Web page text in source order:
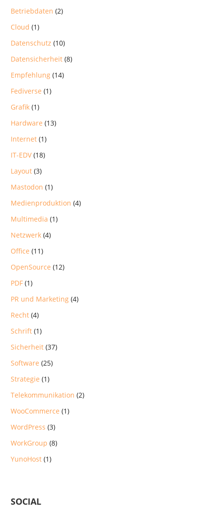
Betriebdaten (2)
Cloud (1)
Datenschutz (10)
Datensicherheit (8)
Empfehlung (14)
Fediverse (1)
Grafik (1)
Hardware (13)
Internet (1)
IT-EDV(18)
Layout (3)
Mastodon (1)
Medienproduktion (4)
Multimedia (1)
Netzwerk (4)
Office (11)
OpenSource (12)
PDF (1)
PR und Marketing (4)
Recht (4)
Schrift (1)
Sicherheit (37)
Software (25)
Strategie (1)
Telekommunikation (2)
WooCommerce (1)
WordPress (3)
WorkGroup (8)
YunoHost (1)
SOCIAL